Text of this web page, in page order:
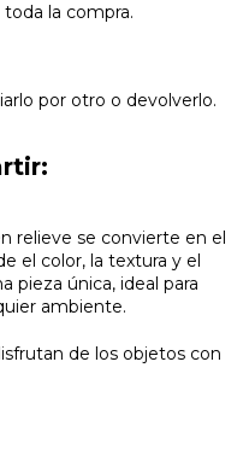
la compra.
por otro o devolverlo.
relieve se convierte en el
el color, la textura y el
pieza única, ideal para
ambiente.
de los objetos con